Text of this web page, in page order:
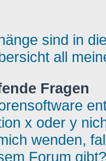
sind in
all
Fragen
x oder y
wenden,
Forum gibt?